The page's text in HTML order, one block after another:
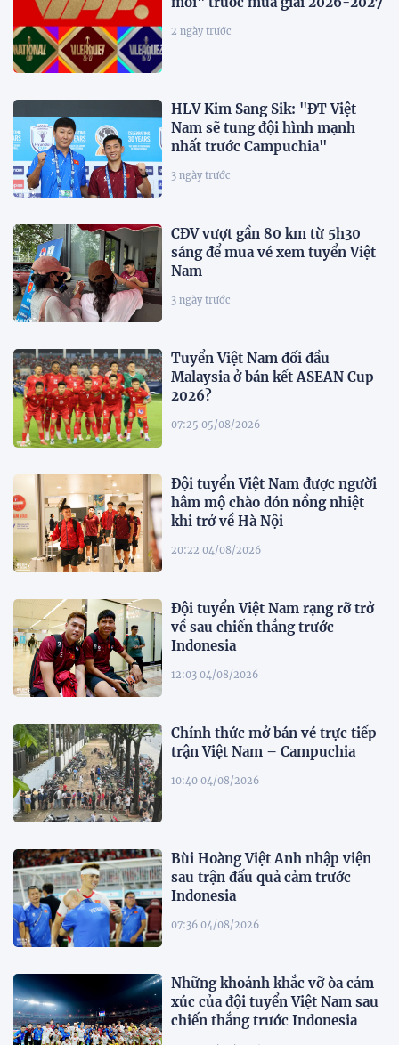
2 ngày trước
HLV Kim Sang Sik: "ĐT Việt
Nam sẽ tung đội hình mạnh
nhất trước Campuchia"
3 ngày trước
CĐV vượt gần 80 km từ 5h30
sáng để mua vé xem tuyển Việt
Nam
3 ngày trước
Tuyển Việt Nam đối đầu
Malaysia ở bán kết ASEAN Cup
2026?
07:25 05/08/2026
Đội tuyển Việt Nam được người
hâm mộ chào đón nồng nhiệt
khi trở về Hà Nội
20:22 04/08/2026
Đội tuyển Việt Nam rạng rỡ trở
về sau chiến thắng trước
Indonesia
12:03 04/08/2026
Chính thức mở bán vé trực tiếp
trận Việt Nam – Campuchia
10:40 04/08/2026
Bùi Hoàng Việt Anh nhập viện
sau trận đấu quả cảm trước
Indonesia
07:36 04/08/2026
Những khoảnh khắc vỡ òa cảm
xúc của đội tuyển Việt Nam sau
chiến thắng trước Indonesia